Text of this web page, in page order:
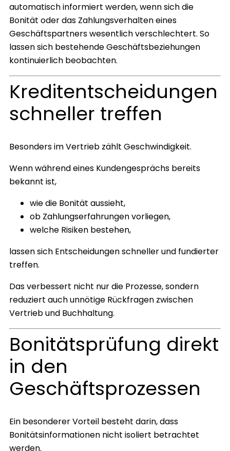
automatisch informiert werden, wenn sich die
Bonität oder das Zahlungsverhalten eines
Geschäftspartners wesentlich verschlechtert. So
lassen sich bestehende Geschäftsbeziehungen
kontinuierlich beobachten.
Kreditentscheidungen
schneller treffen
Besonders im Vertrieb zählt Geschwindigkeit.
Wenn während eines Kundengesprächs bereits
bekannt ist,
wie die Bonität aussieht,
ob Zahlungserfahrungen vorliegen,
welche Risiken bestehen,
lassen sich Entscheidungen schneller und fundierter
treffen.
Das verbessert nicht nur die Prozesse, sondern
reduziert auch unnötige Rückfragen zwischen
Vertrieb und Buchhaltung.
Bonitätsprüfung direkt
in den
Geschäftsprozessen
Ein besonderer Vorteil besteht darin, dass
Bonitätsinformationen nicht isoliert betrachtet
werden.